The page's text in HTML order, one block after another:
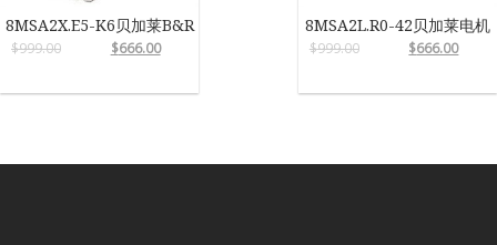
8MSA2X.E5-K6贝加莱B&R
$999.00 $666.00
8MSA2L.R0-42贝加莱电机
$999.00 $666.00